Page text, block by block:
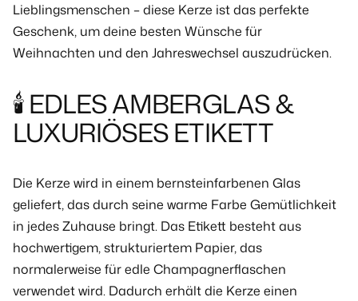
Lieblingsmenschen – diese Kerze ist das perfekte
Geschenk, um deine besten Wünsche für
Weihnachten und den Jahreswechsel auszudrücken.
🕯️ EDLES AMBERGLAS &
LUXURIÖSES ETIKETT
Die Kerze wird in einem bernsteinfarbenen Glas
geliefert, das durch seine warme Farbe Gemütlichkeit
in jedes Zuhause bringt. Das Etikett besteht aus
hochwertigem, strukturiertem Papier, das
normalerweise für edle Champagnerflaschen
verwendet wird. Dadurch erhält die Kerze einen